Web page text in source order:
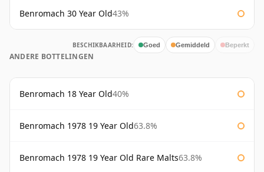
Benromach 30 Year Old43%
BESCHIKBAARHEID: Goed Gemiddeld Beperkt
ANDERE BOTTELINGEN
Benromach 18 Year Old40%
Benromach 1978 19 Year Old63.8%
Benromach 1978 19 Year Old Rare Malts63.8%